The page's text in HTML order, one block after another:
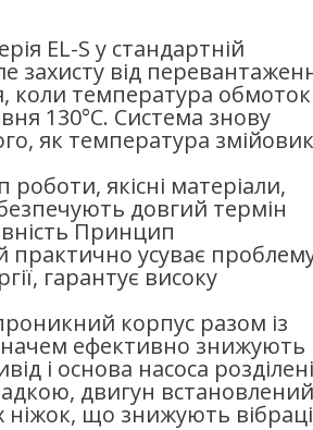
EL-S у стандартній
захисту від
коли температура обмоток
130°C. Система знову
як температура
якісні матеріали,
довгий термін
Принцип
практично усуває
гарантує високу
корпус разом із
ефективно знижують
і основа насоса розділені
двигун
що знижують